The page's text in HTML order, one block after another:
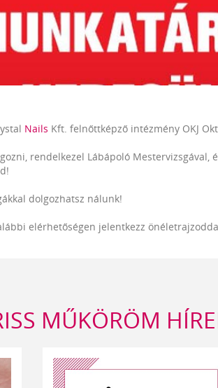
Nails Kft. felnőttképző intézmény OKJ
rendelkezel Lábápoló
dolgozhatsz nálunk!
elérhetőségen jelentkezz
MŰKÖRÖM